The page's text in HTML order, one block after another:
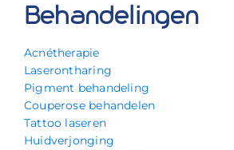
Behandelingen
Acnétherapie
Laserontharing
Pigment behandeling
Couperose behandelen
Tattoo laseren
Huidverjonging